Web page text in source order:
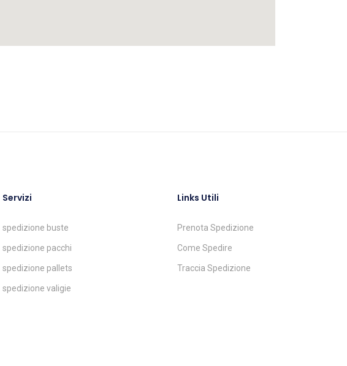
Servizi
spedizione buste
spedizione pacchi
spedizione pallets
spedizione valigie
Links Utili
Prenota Spedizione
Come Spedire
Traccia Spedizione